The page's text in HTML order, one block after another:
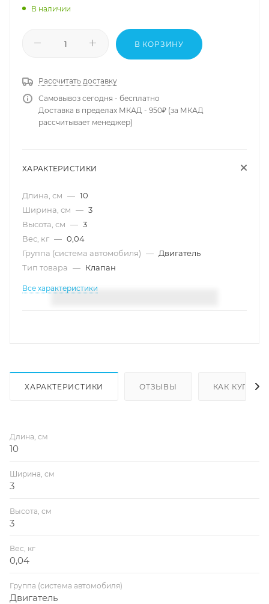
В наличии
В КОРЗИНУ
Рассчитать доставку
Самовывоз сегодня - бесплатно
Доставка в пределах МКАД - 950₽ (за МКАД
рассчитывает менеджер)
ХАРАКТЕРИСТИКИ
Длина, см — 10
Ширина, см — 3
Высота, см — 3
Вес, кг — 0,04
Группа (система автомобиля) — Двигатель
Тип товара — Клапан
Все характеристики
ХАРАКТЕРИСТИКИ ОТЗЫВЫ КАК КУПИТЬ
Длина, см
10
Ширина, см
3
Высота, см
3
Вес, кг
0,04
Группа (система автомобиля)
Двигатель